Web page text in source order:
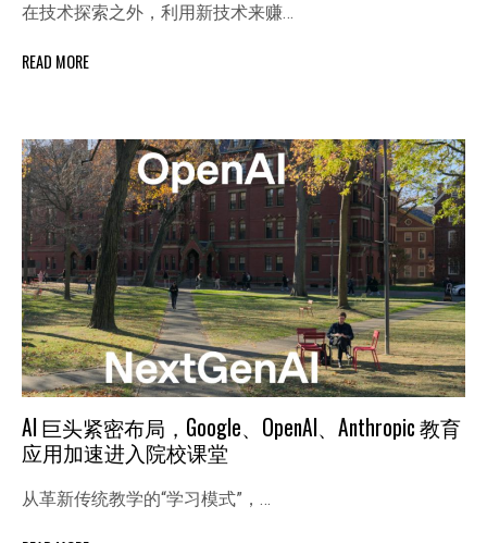
在技术探索之外，利用新技术来赚…
READ MORE
AI 巨头紧密布局，Google、OpenAI、Anthropic 教育
应用加速进入院校课堂
从革新传统教学的“学习模式”，…